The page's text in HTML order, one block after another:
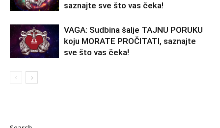
saznajte sve što vas čeka!
VAGA: Sudbina šalje TAJNU PORUKU
koju MORATE PROČITATI, saznajte
sve što vas čeka!